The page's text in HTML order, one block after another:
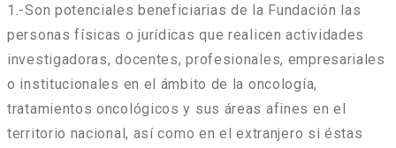
1.-Son potenciales beneficiarias de la Fundación las
personas físicas o jurídicas que realicen actividades
investigadoras, docentes, profesionales, empresariales
o institucionales en el ámbito de la oncología,
tratamientos oncológicos y sus áreas afines en el
territorio nacional, así como en el extranjero si éstas